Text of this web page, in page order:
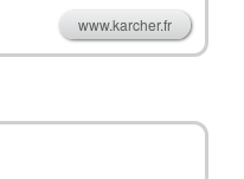
www.karcher.fr